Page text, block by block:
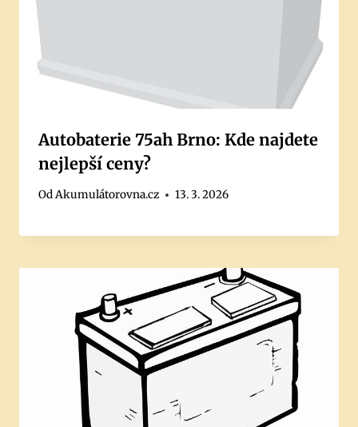
Autobaterie 75ah Brno: Kde najdete
nejlepší ceny?
OdAkumulátorovna.cz 13. 3. 2026